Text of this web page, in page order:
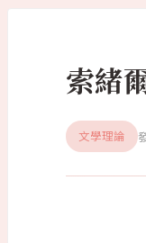
索緒
文學理論